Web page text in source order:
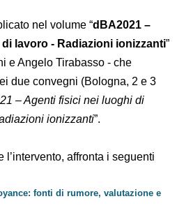
nel volume “dBA2021 –
di lavoro - Radiazioni
Goldoni e Angelo
gli interventi dei due convegni
dBA2021 – Radiazioni ionizzanti
l’intervento, affronta i